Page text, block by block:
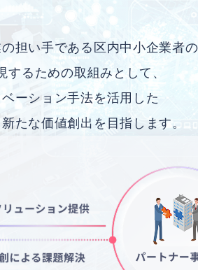
担い手である区内中小企業者の
するための取組みとして、
ーション手法を活用した
新たな価値創出を目指します。